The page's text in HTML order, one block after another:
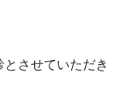
とさせていただき